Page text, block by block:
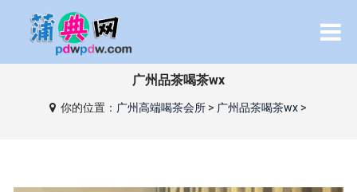
广州品茶喝茶wx
你的位置： 广州高端喝茶会所 > 广州品茶喝茶wx >